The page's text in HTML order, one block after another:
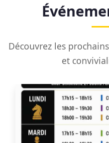
Découvrez les
et